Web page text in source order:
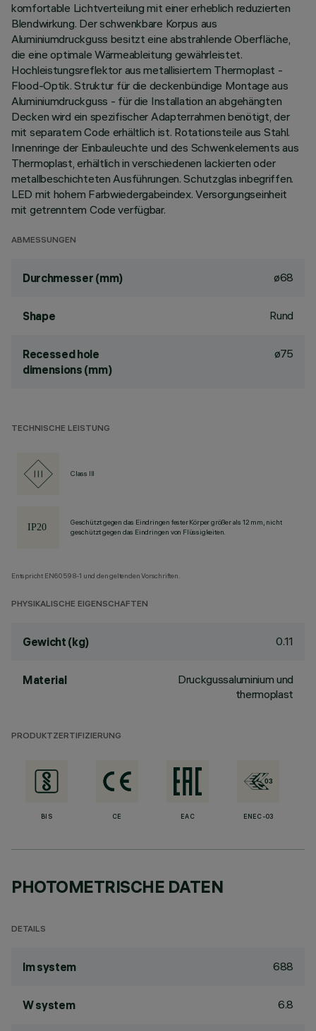
komfortable Lichtverteilung mit einer erheblich reduzierten
Blendwirkung. Der schwenkbare Korpus aus
Aluminiumdruckguss besitzt eine abstrahlende Oberfläche,
die eine optimale Wärmeableitung gewährleistet.
Hochleistungsreflektor aus metallisiertem Thermoplast -
Flood-Optik. Struktur für die deckenbündige Montage aus
Aluminiumdruckguss - für die Installation an abgehängten
Decken wird ein spezifischer Adapterrahmen benötigt, der
mit separatem Code erhältlich ist. Rotationsteile aus Stahl.
Innenringe der Einbauleuchte und des Schwenkelements aus
Thermoplast, erhältlich in verschiedenen lackierten oder
metallbeschichteten Ausführungen. Schutzglas inbegriffen.
LED mit hohem Farbwiedergabeindex. Versorgungseinheit
mit getrenntem Code verfügbar.
ABMESSUNGEN
Durchmesser (mm) ø68
Shape Rund
Recessed hole
dimensions (mm)
ø75
TECHNISCHE LEISTUNG
Class III
Geschützt gegen das Eindringen fester Körper größer als 12 mm, nicht
geschützt gegen das Eindringen von Flüssigkeiten.
Entspricht EN60598-1 und den geltenden Vorschriften.
PHYSIKALISCHE EIGENSCHAFTEN
Gewicht (kg) 0.11
Material
Druckgussaluminium und
thermoplast
PRODUKTZERTIFIZIERUNG
BIS CE EAC ENEC-03
PHOTOMETRISCHE DATEN
DETAILS
lm system 688
W system 6.8